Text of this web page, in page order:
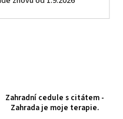
Zahradní cedule s citátem -
Zahrada je moje terapie.